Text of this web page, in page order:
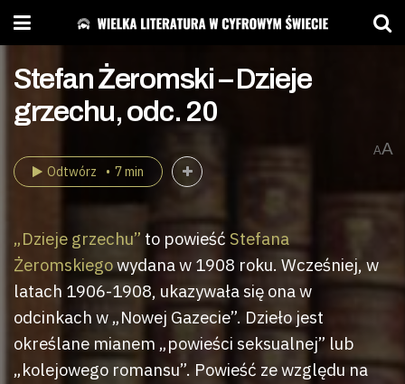
Stefan Żeromski – Dzieje
grzechu, odc. 20
AA
Odtwórz 7 min
„Dzieje grzechu” to powieść Stefana
Żeromskiegowydana w 1908 roku. Wcześniej, w
latach 1906-1908, ukazywała się ona w
odcinkach w „Nowej Gazecie”. Dzieło jest
określane mianem „powieści seksualnej” lub
„kolejowego romansu”. Powieść ze względu na